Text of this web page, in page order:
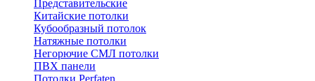
Представительские
Китайские потолки
Кубообразный потолок
Натяжные потолки
Негорючие СМЛ потолки
ПВХ панели
Потолки Perfaten